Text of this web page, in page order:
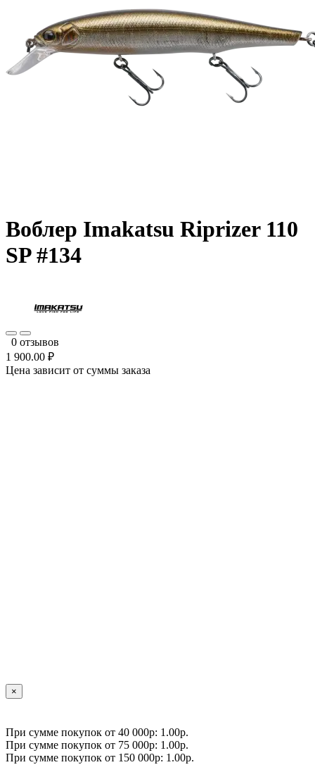
Воблер Imakatsu Riprizer 110
SP #134
0 отзывов
1 900.00 ₽
Цена зависит от суммы заказа
×
При сумме покупок от 40 000р: 1.00р.
При сумме покупок от 75 000р: 1.00р.
При сумме покупок от 150 000р: 1.00р.